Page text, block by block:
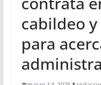
cabildeo
para